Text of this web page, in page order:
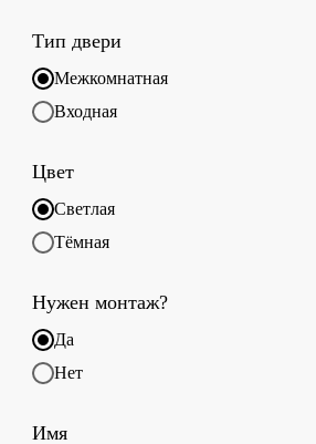
Тип двери
Межкомнатная
Входная
Цвет
Светлая
Тёмная
Нужен монтаж?
Да
Нет
Имя